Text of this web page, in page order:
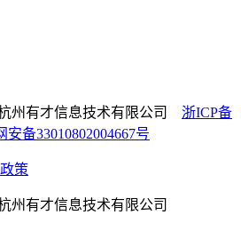
州有才信息技术有限公司 浙ICP备
安备33010802004667号
策
州有才信息技术有限公司